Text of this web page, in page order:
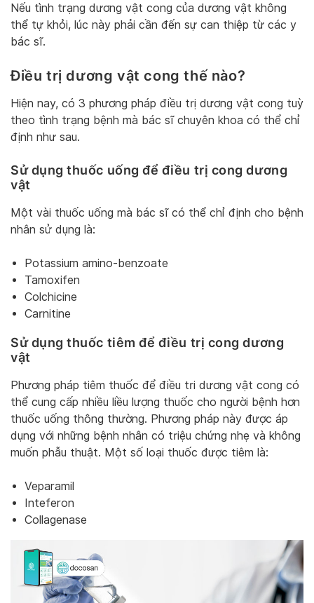
Nếu tình trạng dương vật cong của dương vật không
thể tự khỏi, lúc này phải cần đến sự can thiệp từ các y
bác sĩ.
Điều trị dương vật cong thế nào?
Hiện nay, có 3 phương pháp điều trị dương vật cong tuỳ
theo tình trạng bệnh mà bác sĩ chuyên khoa có thể chỉ
định như sau.
Sử dụng thuốc uống để điều trị cong dương
vật
Một vài thuốc uống mà bác sĩ có thể chỉ định cho bệnh
nhân sử dụng là:
Potassium amino-benzoate
Tamoxifen
Colchicine
Carnitine
Sử dụng thuốc tiêm để điều trị cong dương
vật
Phương pháp tiêm thuốc để điều tri dương vật cong có
thể cung cấp nhiều liều lượng thuốc cho người bệnh hơn
thuốc uống thông thường. Phương pháp này được áp
dụng với những bệnh nhân có triệu chứng nhẹ và không
muốn phẫu thuật. Một số loại thuốc được tiêm là:
Veparamil
Inteferon
Collagenase